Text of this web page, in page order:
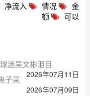
净流入 情况
金
额
可以
迷吴文彬泪目
2026年07月11日
子采
2026年07月09日